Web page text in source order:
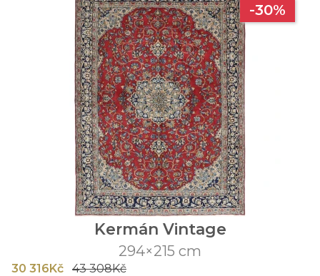
-30%
Kermán Vintage
294×215 cm
30 316Kč 43 308Kč